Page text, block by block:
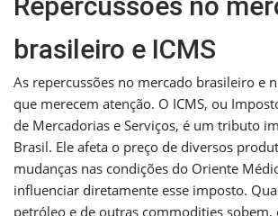
brasileiro e ICMS
As repercussões no mercado brasileiro e
que merecem atenção. O ICMS, ou
de Mercadorias e Serviços, é um tributo
Brasil. Ele afeta o preço de diversos
mudanças nas condições do Oriente
influenciar diretamente esse imposto.
petróleo e de outras commodities